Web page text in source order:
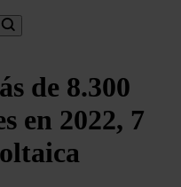
de 8.300
en 2022, 7